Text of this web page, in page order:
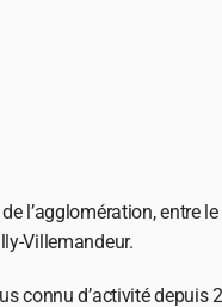
l’agglomération, entre
Villemandeur.
connu d’activité